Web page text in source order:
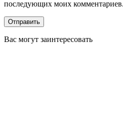
последующих моих комментариев.
Вас могут заинтересовать